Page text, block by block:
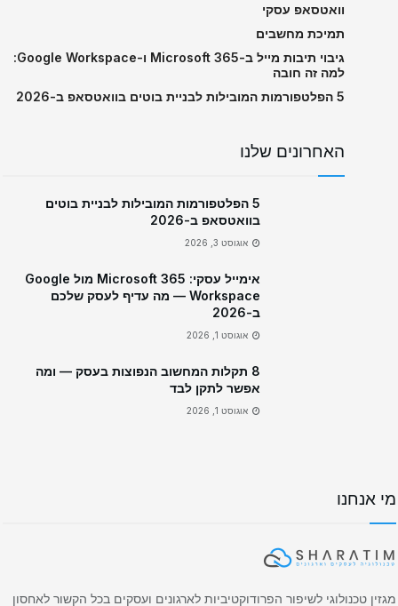
וואטסאפ עסקי
תמיכת מחשבים
גיבוי תיבות מייל ב-Microsoft 365 ו-Google Workspace:
למה זה חובה
5 הפלטפורמות המובילות לבניית בוטים בוואטסאפ ב-2026
האחרונים שלנו
5 הפלטפורמות המובילות לבניית בוטים
בוואטסאפ ב-2026
אוגוסט 3, 2026
אימייל עסקי: Microsoft 365 מול Google
Workspace — מה עדיף לעסק שלכם
ב-2026
אוגוסט 1, 2026
8 תקלות המחשוב הנפוצות בעסק — ומה
אפשר לתקן לבד
אוגוסט 1, 2026
מי אנחנו
מגזין טכנולוגי לשיפור הפרודוקטיביות לארגונים ועסקים בכל הקשור לאחסון